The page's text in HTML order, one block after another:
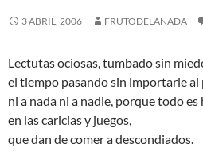
3 ABRIL, 2006 FRUTODELANADA
Lectutas ociosas, tumbado sin
el tiempo pasando sin importarle al
ni a nada ni a nadie, porque todo es
en las caricias y juegos,
que dan de comer a descondiados.